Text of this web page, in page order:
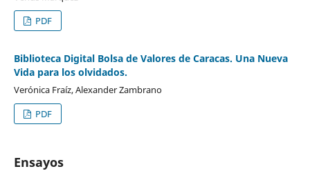
PDF
Biblioteca Digital Bolsa de Valores de Caracas. Una Nueva
Vida para los olvidados.
Verónica Fraíz, Alexander Zambrano
PDF
Ensayos